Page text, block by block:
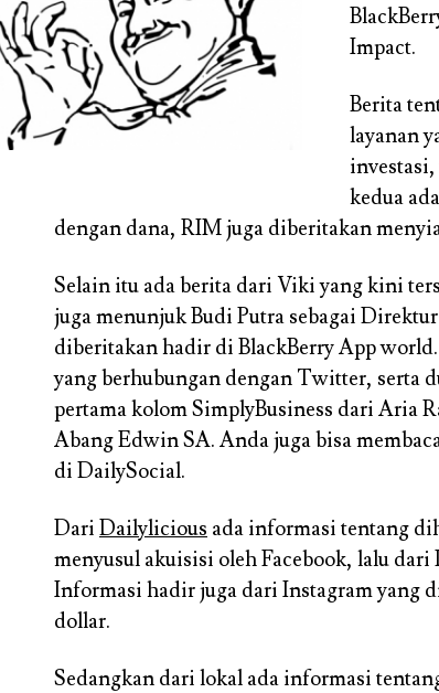
Impact.
Berita
layanan
kedua
dengan dana, RIM juga diberitakan
Selain itu ada berita dari Viki yang kini
juga menunjuk Budi Putra sebagai
diberitakan hadir di BlackBerry App
yang berhubungan dengan Twitter, serta
pertama kolom SimplyBusiness dari Aria
Abang Edwin SA. Anda juga bisa
di DailySocial.
Dari Dailylicious ada informasi tentang
menyusul akuisisi oleh Facebook, lalu
Informasi hadir juga dari Instagram yang
dollar.
Sedangkan dari lokal ada informasi